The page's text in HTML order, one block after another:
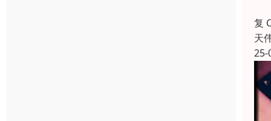
复
天
25-